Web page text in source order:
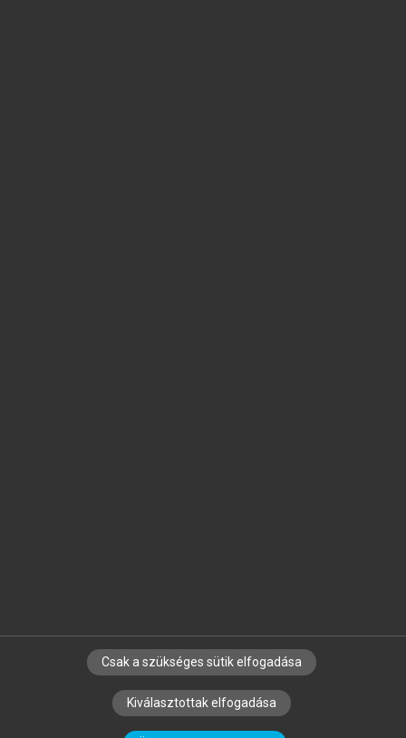
SZERZŐKNEK CÉGEKNEK KÖNYVTÁROSOKNAK
SZERKESZTÉSI ÉS LEKTORÁLÁSI ALAPELVEK
Csak a szükséges sütik elfogadása
Kiválasztottak elfogadása